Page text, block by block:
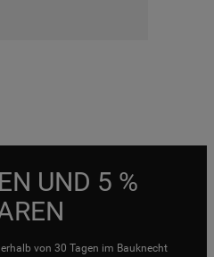
UND 5 %
von 30 Tagen im Bauknecht